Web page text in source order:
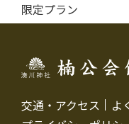
限定プラン
交通・アクセス よ